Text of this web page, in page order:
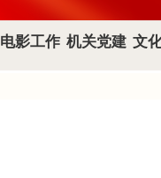
电影工作 机关党建 文